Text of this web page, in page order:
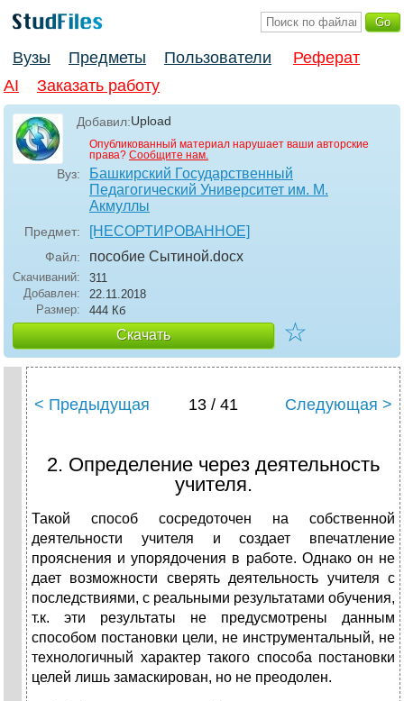
Вузы Предметы Пользователи
Реферат
AI
Заказать работу
Добавил:Upload
Опубликованный материал нарушает ваши авторские
права? Сообщите нам.
Вуз:
Башкирский Государственный
Педагогический Университет им. М.
Акмуллы
Предмет: [НЕСОРТИРОВАННОЕ]
Файл: пособие Сытиной.docx
Скачиваний:
311
Добавлен:
22.11.2018
Размер:
444 Кб
Скачать ☆
< Предыдущая 13 / 41 Следующая >
2. Определение через деятельность
учителя.
Такой способ сосредоточен на собственной
деятельности учителя и создает впечатление
прояснения и упорядочения в работе. Однако он не
дает возможности сверять деятельность учителя с
последствиями, с реальными результатами обучения,
т.к. эти результаты не предусмотрены данным
способом постановки цели, не инструментальный, не
технологичный характер такого способа постановки
целей лишь замаскирован, но не преодолен.